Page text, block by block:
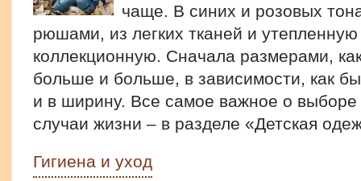
чаще. В синих и розовых
рюшами, из легких тканей и
коллекционную. Сначала размерами,
больше и больше, в зависимости, как
и в ширину. Все самое важное о
случаи жизни – в разделе «Детская
Гигиена и уход